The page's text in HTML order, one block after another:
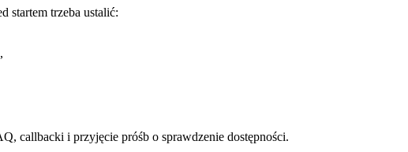
startem trzeba ustalić:
callbacki i przyjęcie próśb o sprawdzenie dostępności.